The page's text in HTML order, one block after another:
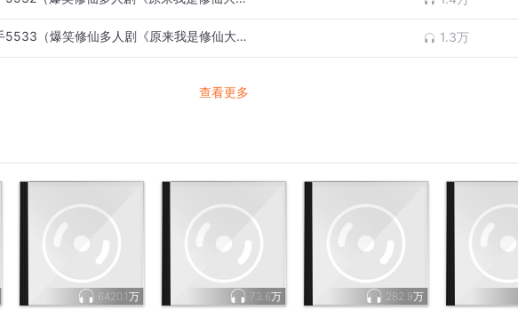
校花的贴身高手5533（爆笑修仙多人剧《原来我是修仙大佬》已上架欢迎订阅） 1.3万
查看更多
6420.1万 73.6万 282.9万